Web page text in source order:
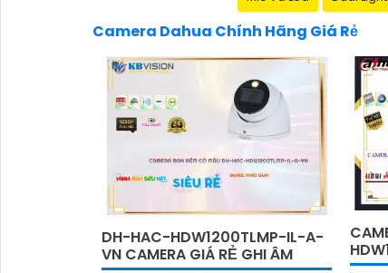
Camera Dahua Chính Hãng Giá Rẻ
DH-HAC-HDW1200TLMP-IL-A-
VN CAMERA GIÁ RẺ GHI ÂM